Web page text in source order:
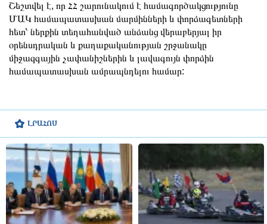
ԼՐԱՀՈՍ
Շեշտվել է, որ ՀՀ շարունակում է համագործակցությունը
ՄԱԿ համապատասխան մարմինների և փորձագետների
հետ՝ ներքին տեղահանված անձանց վերաբերյալ իր
օրենսդրական և քաղաքականության շրջանակը
միջազգային չափանիշներին և լավագույն փորձին
համապատասխան ամրապնդելու համար: